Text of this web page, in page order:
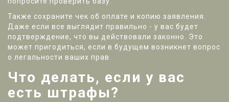
Также сохраните чек об оплате и копию заявления.
Даже если все выглядит правильно - у вас будет
подтверждение, что вы действовали законно. Это
может пригодиться, если в будущем возникнет вопрос
о легальности ваших прав.
Что делать, если у вас
есть штрафы?